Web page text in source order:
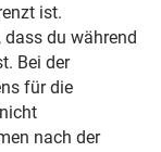
ist.
du während
Bei der
für die
nach der